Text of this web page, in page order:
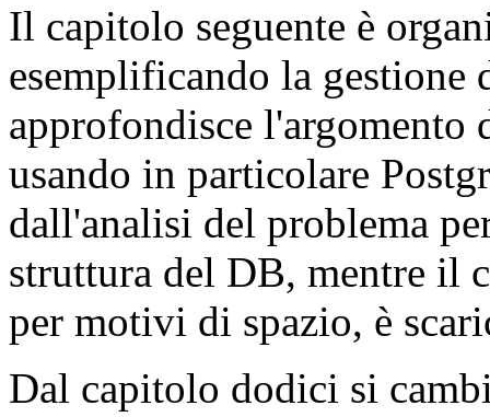
Il capitolo seguente è
esemplificando la gestione
approfondisce l'argomento
usando in particolare
dall'analisi del problema
struttura del DB, mentre il
per motivi di spazio, è
Dal capitolo dodici si